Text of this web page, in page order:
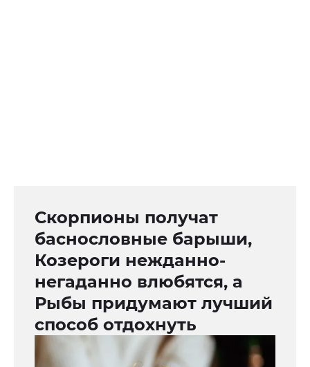
Скорпионы получат
баснословные барыши,
Козероги нежданно-
негаданно влюбятся, а
Рыбы придумают лучший
способ отдохнуть